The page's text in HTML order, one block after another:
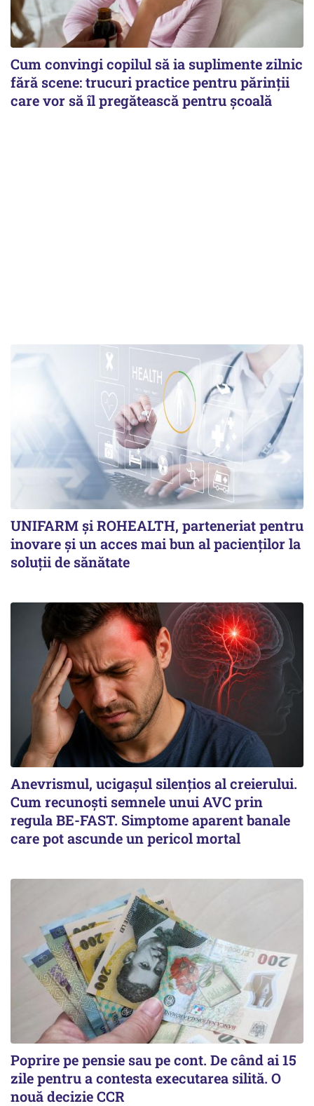
Cum convingi copilul să ia suplimente zilnic
fără scene: trucuri practice pentru părinții
care vor să îl pregătească pentru școală
UNIFARM și ROHEALTH, parteneriat pentru
inovare și un acces mai bun al pacienților la
soluții de sănătate
Anevrismul, ucigașul silențios al creierului.
Cum recunoști semnele unui AVC prin
regula BE-FAST. Simptome aparent banale
care pot ascunde un pericol mortal
Poprire pe pensie sau pe cont. De când ai 15
zile pentru a contesta executarea silită. O
nouă decizie CCR